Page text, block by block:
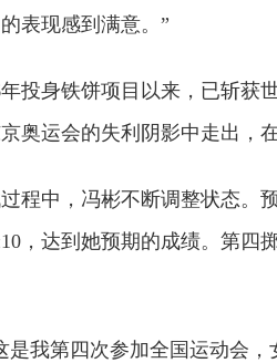
表现感到满意。”
投身铁饼项目以来，已斩
奥运会的失利阴影中走出，
程中，冯彬不断调整状态。
，达到她预期的成绩。第四
是我第四次参加全国运动会